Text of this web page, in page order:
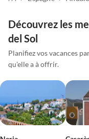
Découvrez les
del Sol
Planifiez vos vacances
qu'elle a à offrir.